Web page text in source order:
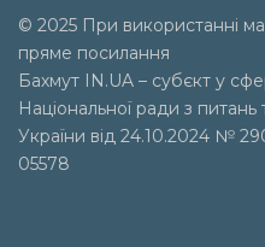
© 2025 При використанні
пряме посилання
Бахмут IN.UA – субєкт у
Національної ради з
України від 24.10.2024 №
05578